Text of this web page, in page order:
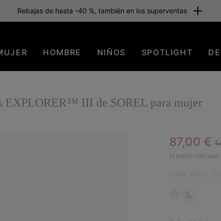
Rebajas de hasta -40 %, también en los superventas
HOMBRE NIÑOS SPOTLIGHT
EXPLORER™ III de SOREL para mujer
Sale
87,00 €
El precio más